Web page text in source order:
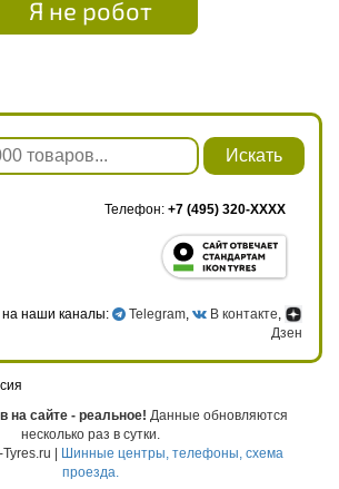
Я не робот
Искать
Телефон: +7 (495) 320-XXXX
на наши каналы: Telegram , В контакте
Дзен
на сайте - реальное! Данные обновляются
несколько раз в сутки.
| Шинные центры, телефоны, схема
проезда.